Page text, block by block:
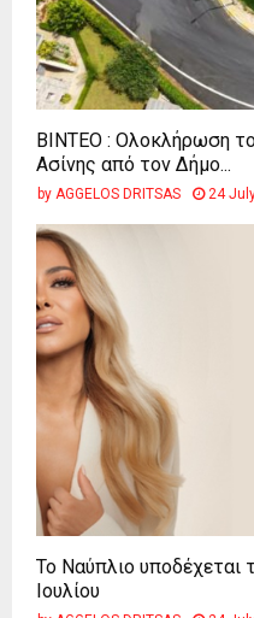
ΒΙΝΤΕΟ : Ολοκλήρωση
Ασίνης από τον Δήμο...
by AGGELOS DRITSAS 24
Το Ναύπλιο υποδέχεται
Ιουλίου